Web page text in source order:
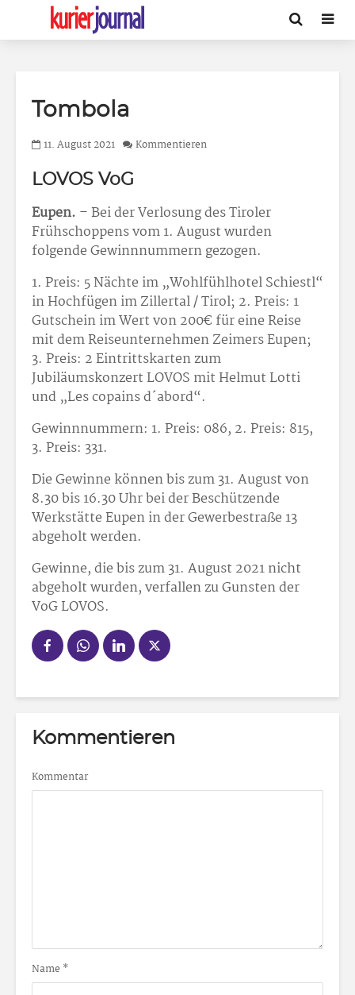
Tombola
11. August 2021 Kommentieren
LOVOS VoG
Eupen. – Bei der Verlosung des Tiroler
Frühschoppens vom 1. August wurden
folgende Gewinnnummern gezogen.
1. Preis: 5 Nächte im „Wohlfühlhotel Schiestl“
in Hochfügen im Zillertal / Tirol; 2. Preis: 1
Gutschein im Wert von 200€ für eine Reise
mit dem Reiseunternehmen Zeimers Eupen;
3. Preis: 2 Eintrittskarten zum
Jubiläumskonzert LOVOS mit Helmut Lotti
und „Les copains d´abord“.
Gewinnnummern: 1. Preis: 086, 2. Preis: 815,
3. Preis: 331.
Die Gewinne können bis zum 31. August von
8.30 bis 16.30 Uhr bei der Beschützende
Werkstätte Eupen in der Gewerbestraße 13
abgeholt werden.
Gewinne, die bis zum 31. August 2021 nicht
abgeholt wurden, verfallen zu Gunsten der
VoG LOVOS.
Kommentieren
Kommentar
Name *